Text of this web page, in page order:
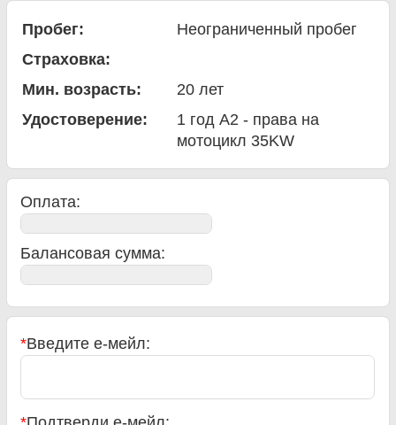
Пробег:
Неограниченный пробег
Страховка:
Мин. возрасть:
20 лет
Удостоверение:
1 год A2 - права на
мотоцикл 35KW
Оплата:
Балансовая сумма:
*Введите е-мейл: